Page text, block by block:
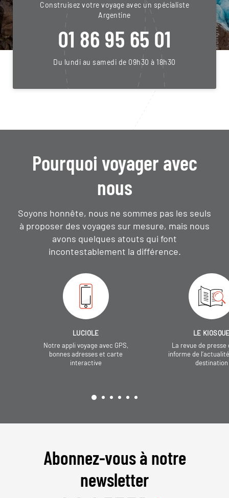
Construisez votre voyage avec un spécialiste
Argentine
01 86 95 65 01
Du lundi au samedi de 09h30 à 18h30
Pourquoi voyager avec
nous
Soyons honnête, nous ne sommes pas les seuls
à proposer des voyages sur mesure, mais nous
avons quelques atouts qui font
incontestablement la différence.
LUCIOLE
Notre appli voyage avec GPS,
bonnes adresses et carte
interactive
LE
La revue de presse
informe de
destination
Abonnez-vous à notre
newsletter